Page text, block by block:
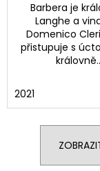
Barbera je
Langhe a
Domenico
přistupuje s
2021